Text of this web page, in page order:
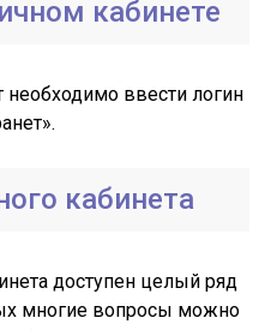
кабинете
ввести логин
кабинета
доступен целый ряд
многие вопросы можно